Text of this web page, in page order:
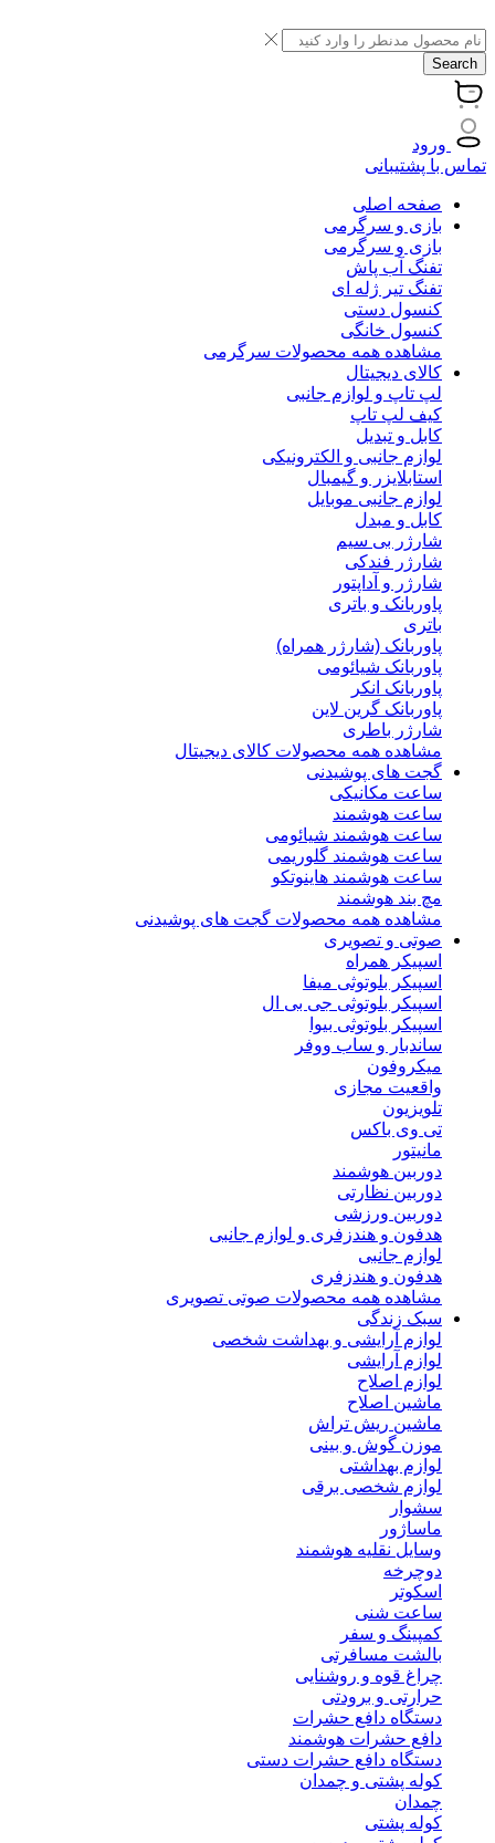
Search
ورود
تماس با پشتیبانی
صفحه اصلی
بازی و سرگرمی
بازی و سرگرمی
تفنگ آب پاش
تفنگ تیر ژله ای
کنسول دستی
کنسول خانگی
مشاهده همه محصولات سرگرمی
کالای دیجیتال
لپ تاپ و لوازم جانبی
کیف لپ تاپ
کابل و تبدیل
لوازم جانبی و الکترونیکی
استابلایزر و گیمبال
لوازم جانبی موبایل
کابل و مبدل
شارژر بی سیم
شارژر فندکی
شارژر و آداپتور
پاوربانک و باتری
باتری
پاوربانک (شارژر همراه)
پاوربانک شیائومی
پاوربانک انکر
پاوربانک گرین لاین
شارژر باطری
مشاهده همه محصولات کالای دیجیتال
گجت های پوشیدنی
ساعت مکانیکی
ساعت هوشمند
ساعت هوشمند شیائومی
ساعت هوشمند گلوریمی
ساعت هوشمند هاینوتکو
مچ بند هوشمند
مشاهده همه محصولات گجت های پوشیدنی
صوتی و تصویری
اسپیکر همراه
اسپیکر بلوتوثی میفا
اسپیکر بلوتوثی جی بی ال
اسپیکر بلوتوثی بیوا
ساندبار و ساب ووفر
میکروفون
واقعیت مجازی
تلویزیون
تی وی باکس
مانیتور
دوربین هوشمند
دوربین نظارتی
دوربین ورزشی
هدفون و هندزفری و لوازم جانبی
لوازم جانبی
هدفون و هندزفری
مشاهده همه محصولات صوتی تصویری
سبک زندگی
لوازم آرایشی و بهداشت شخصی
لوازم آرایشی
لوازم اصلاح
ماشین اصلاح
ماشین ریش تراش
موزن گوش و بینی
لوازم بهداشتی
لوازم شخصی برقی
سشوار
ماساژور
وسایل نقلیه هوشمند
دوچرخه
اسکوتر
ساعت شنی
کمپینگ و سفر
بالشت مسافرتی
چراغ قوه و روشنایی
حرارتی و برودتی
دستگاه دافع حشرات
دافع حشرات هوشمند
دستگاه دافع حشرات دستی
کوله پشتی و چمدان
چمدان
کوله پشتی